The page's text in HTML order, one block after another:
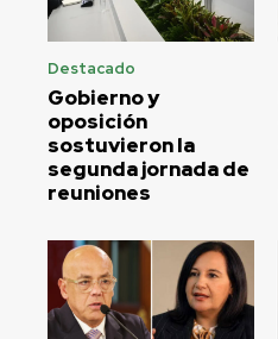
Destacado
Gobierno y
oposición
sostuvieron la
segunda jornada de
reuniones